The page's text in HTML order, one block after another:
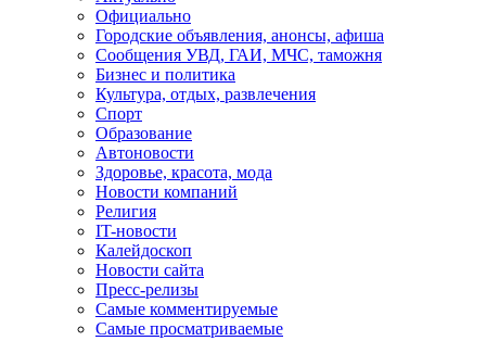
Официально
Городские объявления, анонсы, афиша
Сообщения УВД, ГАИ, МЧС, таможня
Бизнес и политика
Культура, отдых, развлечения
Спорт
Образование
Автоновости
Здоровье, красота, мода
Новости компаний
Религия
IT-новости
Калейдоскоп
Новости сайта
Пресс-релизы
Самые комментируемые
Самые просматриваемые